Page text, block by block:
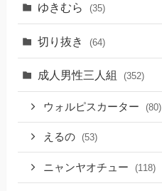
ゆきむら (35)
切り抜き (64)
成人男性三人組 (352)
ウォルピスカーター (80)
えるの (53)
ニャンヤオチュー (118)